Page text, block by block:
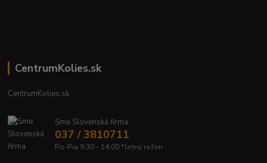
CentrumKolies.sk
CentrumKolies.sk
Sme Slovenská firma
037 / 3810711
Po-Pia 9.30 - 14.00 *letný režim